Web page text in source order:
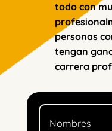
todo con
personas
tengan
carrera